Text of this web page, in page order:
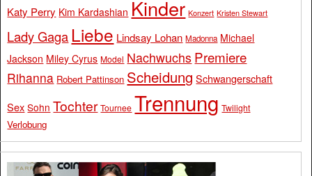
Katy Perry Kim Kardashian Kinder Konzert Kristen Stewart
Lady Gaga Liebe Lindsay Lohan Madonna Michael
Jackson Miley Cyrus Model Nachwuchs Premiere
Rihanna Robert Pattinson Scheidung Schwangerschaft
Sex Sohn Tochter Tournee Trennung Twilight
Verlobung